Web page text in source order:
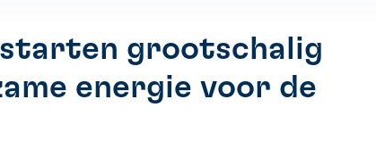
grootschalig
energie voor de